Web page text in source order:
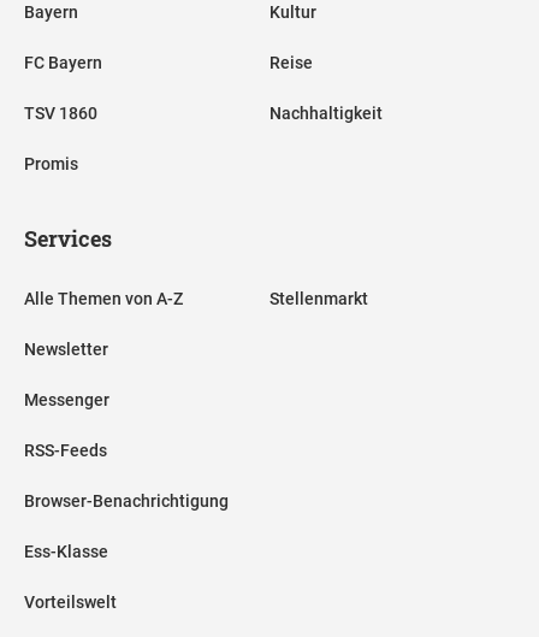
Bayern
FC Bayern
TSV 1860
Promis
Kultur
Reise
Nachhaltigkeit
Services
Alle Themen von A-Z
Newsletter
Messenger
RSS-Feeds
Browser-Benachrichtigung
Ess-Klasse
Vorteilswelt
Stellenmarkt